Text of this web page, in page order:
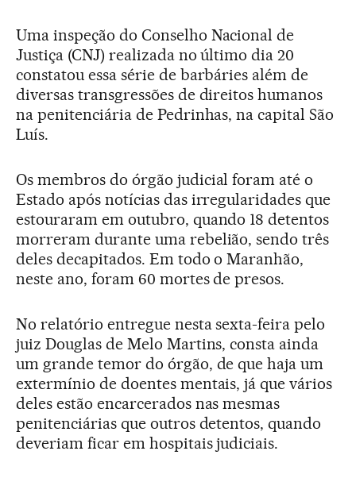
Uma inspeção do Conselho Nacional de
Justiça (CNJ) realizada no último dia 20
constatou essa série de barbáries além de
diversas transgressões de direitos humanos
na penitenciária de Pedrinhas, na capital São
Luís.
Os membros do órgão judicial foram até o
Estado após notícias das irregularidades que
estouraram em outubro, quando 18 detentos
morreram durante uma rebelião, sendo três
deles decapitados. Em todo o Maranhão,
neste ano, foram 60 mortes de presos.
No relatório entregue nesta sexta-feira pelo
juiz Douglas de Melo Martins, consta ainda
um grande temor do órgão, de que haja um
extermínio de doentes mentais, já que vários
deles estão encarcerados nas mesmas
penitenciárias que outros detentos, quando
deveriam ficar em hospitais judiciais.